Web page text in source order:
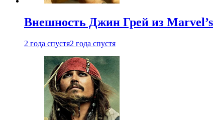
Внешность Джин Грей из
2 года спустя2 года спустя